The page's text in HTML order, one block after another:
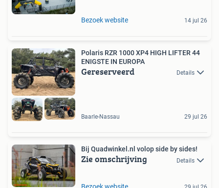
Bezoek website 14 jul 26
Polaris RZR 1000 XP4 HIGH LIFTER 44
ENIGSTE IN EUROPA
Gereserveerd Details
Baarle-Nassau 29 jul 26
Bij Quadwinkel.nl volop side by sides!
Zie omschrijving Details
Bezoek website